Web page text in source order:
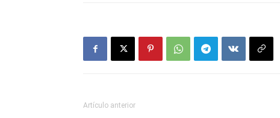
Artículo anterior